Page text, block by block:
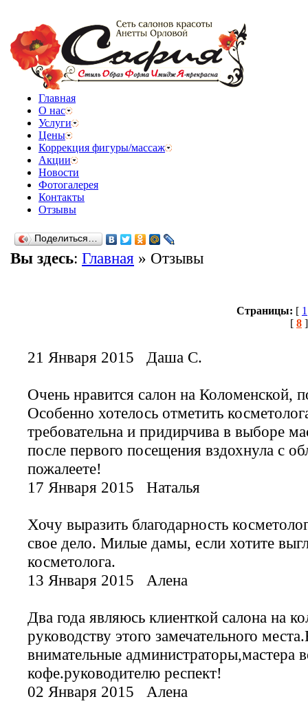
Главная
О нас
Услуги
Цены
Коррекция фигуры/массаж
Акции
Новости
Фотогалерея
Контакты
Отзывы
Поделиться…
Вы здесь: Главная » Отзывы
Страницы: [ 1
[ 8
21 Января 2015 Даша С.
Очень нравится салон на Коломенской,
Особенно хотелось отметить
требовательна и придирчива в выборе
после первого посещения вздохнула с
пожалеете!
17 Января 2015 Наталья
Хочу выразить благодарность
свое дело. Милые дамы, если хотите
косметолога.
13 Января 2015 Алена
Два года являюсь клиенткой салона на
руководству этого замечательного
внимательные администраторы,мастера
кофе.руководителю респект!
02 Января 2015 Алена